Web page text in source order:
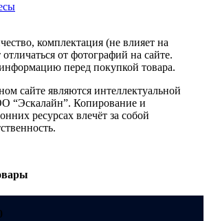
комплектация (не влияет на
от фотографий на сайте.
перед покупкой товара.
сайте являются интеллектуальной
“Эскалайн”. Копирование и
ресурсах влечёт за собой